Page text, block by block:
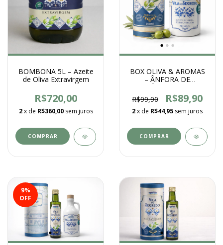
BOMBONA 5L – Azeite
de Oliva Extravirgem
R$720,00
2 x de R$360,00 sem juros
BOX OLIVA & AROMAS
– ÂNFORA DE
R$99,90
R$89,90
2x de R$44,95 sem juros
9%
OFF